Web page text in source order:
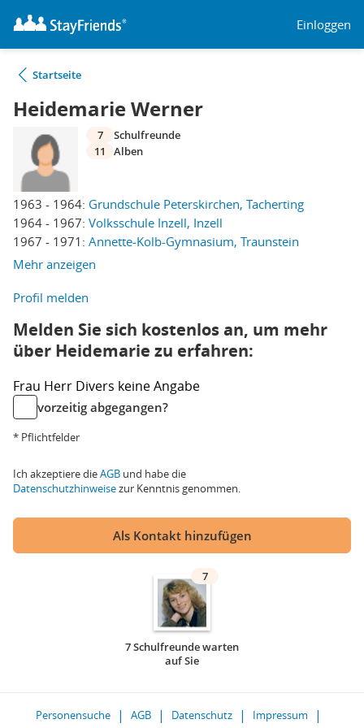
Einloggen
Startseite
Heidemarie Werner
1963 - 1964: Grundschule Peterskirchen, Tacherting
1964 - 1967: Volksschule Inzell, Inzell
1967 - 1971: Annette-Kolb-Gymnasium, Traunstein
Mehr anzeigen
7
Schulfreunde
11
Alben
Profil melden
Melden Sie sich kostenlos an, um mehr
über Heidemarie zu erfahren:
Frau Herr Divers keine Angabe
vorzeitig abgegangen?
* Pflichtfelder
Ich akzeptiere dieAGB und habe die
Datenschutzhinweisezur Kenntnis genommen.
Als Kontakt hinzufügen
7
7 Schulfreunde warten
auf Sie
Personensuche AGB Datenschutz
Impressum